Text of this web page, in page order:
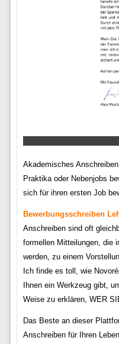
Akademisches
Praktika oder Nebenjobs
sich für ihren ersten Job
Bewerbungsschreiben
Anschreiben sind oft
formellen Mitteilungen, die
werden, zu einem
Ich finde es toll, wie
Ihnen ein Werkzeug gibt,
Weise zu erklären, WER
Das Beste an dieser
Anschreiben für Ihren